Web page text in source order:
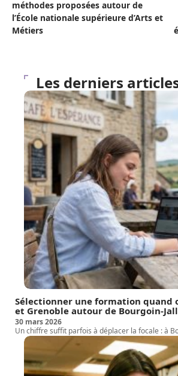
méthodes proposées autour de
l’École nationale supérieure d’Arts et
Métiers
Les derniers
Sélectionner une formation quand
et Grenoble autour de Bourgoin-
30 mars 2026
Un chiffre suffit parfois à déplacer la focale : à